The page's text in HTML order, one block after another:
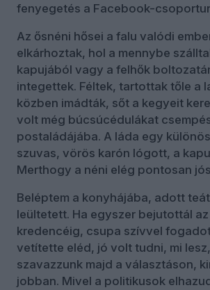
fenyegetés a Facebook-
Az ősnéni hősei a falu valódi
elkárhoztak, hol a mennybe
kapujából vagy a felhők
integettek. Féltek, tartottak tőle a
közben imádták, sőt a kegyeit
volt még búcsúcédulákat
postaládájába. A láda egy
szuvas, vörös karón lógott, a
Merthogy a néni elég pontosan
Beléptem a konyhájába, adott
leültetett. Ha egyszer bejutottál
kredencéig, csupa szívvel
vetítette eléd, jó volt tudni, mi
szavazzunk majd a választáson,
jobban. Mivel a politikusok